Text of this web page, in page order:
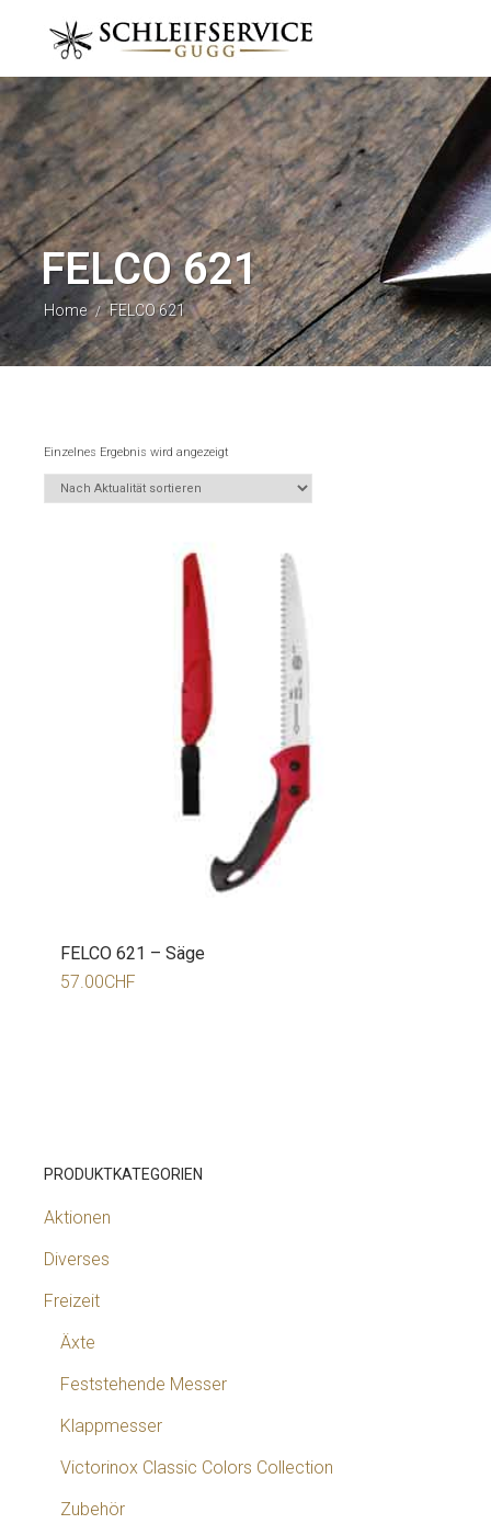
FELCO 621
Home / FELCO 621
Einzelnes Ergebnis wird angezeigt
FELCO 621 – Säge
57.00CHF
PRODUKTKATEGORIEN
Aktionen
Diverses
Freizeit
Äxte
Feststehende Messer
Klappmesser
Victorinox Classic Colors Collection
Zubehör